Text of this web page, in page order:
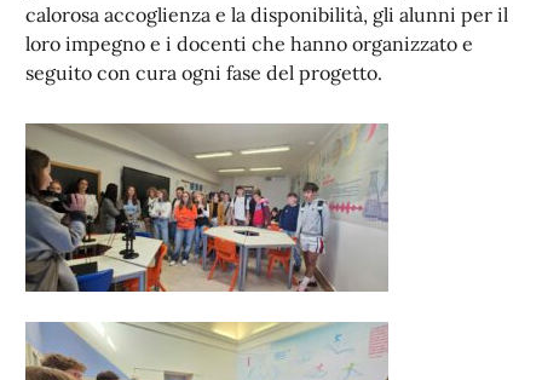
calorosa accoglienza e la disponibilità, gli alunni per il
loro impegno e i docenti che hanno organizzato e
seguito con cura ogni fase del progetto.